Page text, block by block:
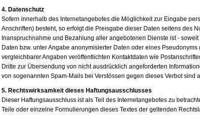
4. Datenschutz
Sofern innerhalb des Internetangebotes die Möglichkeit zur Eingabe
Anschriften) besteht, so erfolgt die Preisgabe dieser Daten seitens des
Inanspruchnahme und Bezahlung aller angebotenen Dienste ist -
Daten bzw. unter Angabe anonymisierter Daten oder eines
vergleichbarer Angaben veröffentlichten Kontaktdaten wie
Dritte zur Übersendung von nicht ausdrücklich angeforderten
von sogenannten Spam-Mails bei Verstössen gegen dieses Verbot sind
5. Rechtswirksamkeit dieses Haftungsausschlusses
Dieser Haftungsausschluss ist als Teil des Internetangebotes zu
Teile oder einzelne Formulierungen dieses Textes der geltenden